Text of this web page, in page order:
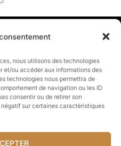
nous utilisons des technologies
et/ou accéder aux informations des
technologies nous permettra de
de navigation ou les ID
consentir ou de retirer son
sur certaines caractéristiques
c’est l’histoire de
qui aiment rapporter ce qui leur
!
Culture
Sport